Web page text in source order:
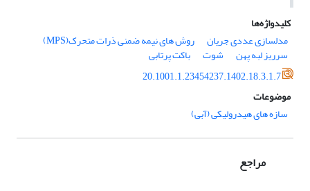
کلیدواژه‌ها
مدلسازی عددی جریان
روش های نیمه ضمنی ذرات متحرک(MPS)
سرریز لبه پهن شوت
باکت پرتابی
20.1001.1.23454237.1402.18.3.1.7
موضوعات
سازه­ های هیدرولیکی (آبی)
مراجع